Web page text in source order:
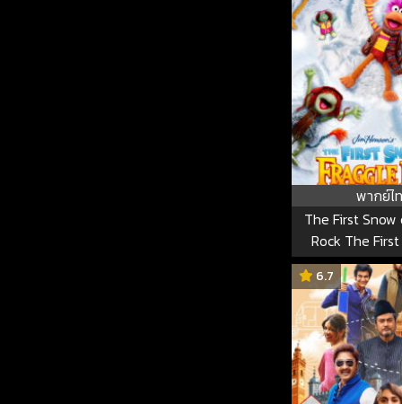
พากย์ไ
The First
Rock The
Fraggle
6.7